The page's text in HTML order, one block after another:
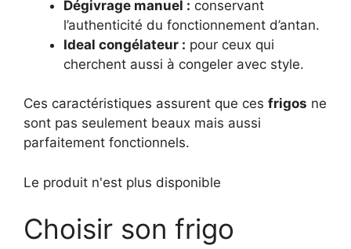
Dégivrage manuel : conservant
l’authenticité du fonctionnement d’antan.
Ideal congélateur : pour ceux qui
cherchent aussi à congeler avec style.
Ces caractéristiques assurent que ces frigos ne
sont pas seulement beaux mais aussi
parfaitement fonctionnels.
Le produit n'est plus disponible
Choisir son frigo